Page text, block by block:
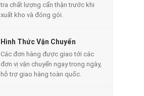
tra chất lượng cẩn thận trước khi
xuất kho và đóng gói.
Hình Thức Vận Chuyển
Các đơn hàng được giao tới các
đơn vị vận chuyển ngay trong ngày,
hỗ trợ giao hàng toàn quốc.